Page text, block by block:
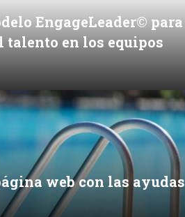
EngageLeader© para
en los equipos
web con las ayudas